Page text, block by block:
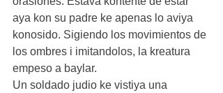
aya kon su padre ke apenas lo aviya
konosido. Sigiendo los movimientos de
los ombres i imitandolos, la kreatura
empeso a baylar.
Un soldado judio ke vistiya una